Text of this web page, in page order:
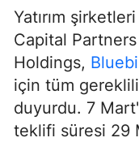
Yatırım
Capital
Holdings,
için tüm
duyurdu. 7
teklifi süresi 29